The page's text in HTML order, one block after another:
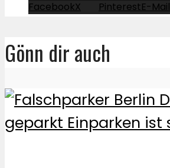
FacebookX PinterestE-Mail
Gönn dir auch